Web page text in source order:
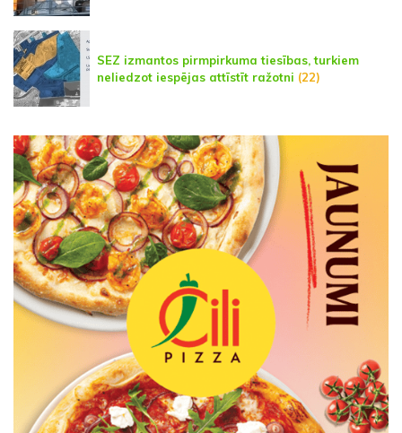
SEZ izmantos pirmpirkuma tiesības, turkiem
neliedzot iespējas attīstīt ražotni (22)